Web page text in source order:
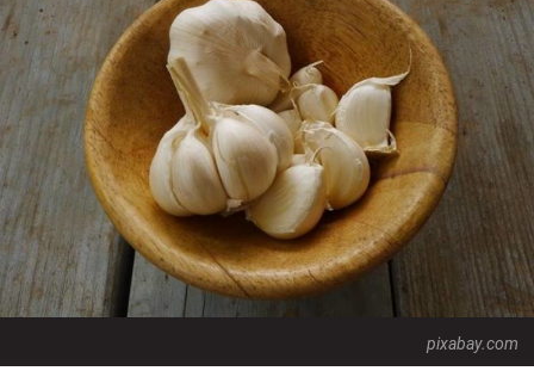
pixabay.com